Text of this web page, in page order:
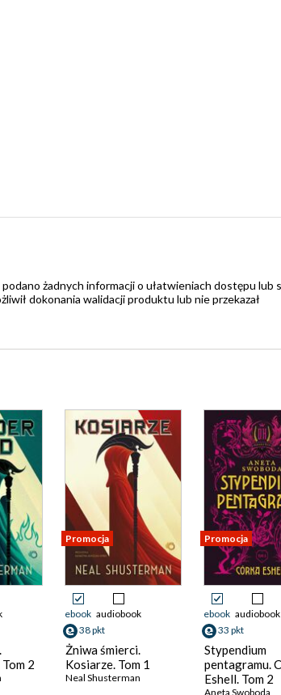
żadnych informacji o ułatwieniach dostępu lub
dokonania walidacji produktu lub nie przekazał
2
Promocja
ebook audiobook
38 pkt
Żniwa śmierci.
Kosiarze. Tom 1
Neal Shusterman
Promocja
ebook audiobook
33 pkt
Stypendium
pentagramu.
Eshell. Tom 2
Aneta Swoboda